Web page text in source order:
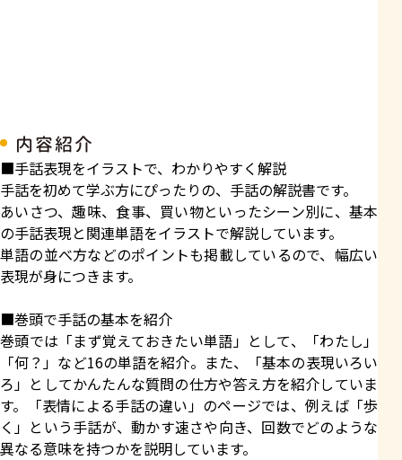
内容紹介
■手話表現をイラストで、わかりやすく解説
手話を初めて学ぶ方にぴったりの、手話の解説書です。
あいさつ、趣味、食事、買い物といったシーン別に、基本
の手話表現と関連単語をイラストで解説しています。
単語の並べ方などのポイントも掲載しているので、幅広い
表現が身につきます。
■巻頭で手話の基本を紹介
巻頭では「まず覚えておきたい単語」として、「わたし」
「何？」など16の単語を紹介。また、「基本の表現いろい
ろ」としてかんたんな質問の仕方や答え方を紹介していま
す。「表情による手話の違い」のページでは、例えば「歩
く」という手話が、動かす速さや向き、回数でどのような
異なる意味を持つかを説明しています。